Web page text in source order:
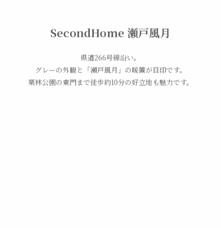
SecondHome 瀬戸風月
県道266号線沿い。
グレーの外観と「瀬戸風月」の暖簾が目印です。
栗林公園の東門まで徒歩約10分の好立地も魅力です。